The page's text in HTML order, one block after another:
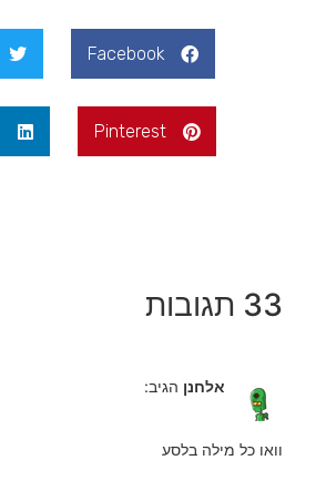
Facebook
Pinterest
33 תגובות
אלחנן הגיב:
וואו כל מילה בלסע